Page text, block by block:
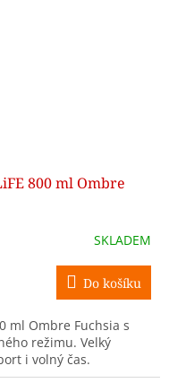
800 ml Ombre
SKLADEM
Do košíku
ml Ombre Fuchsia s
režimu. Velký
i volný čas.